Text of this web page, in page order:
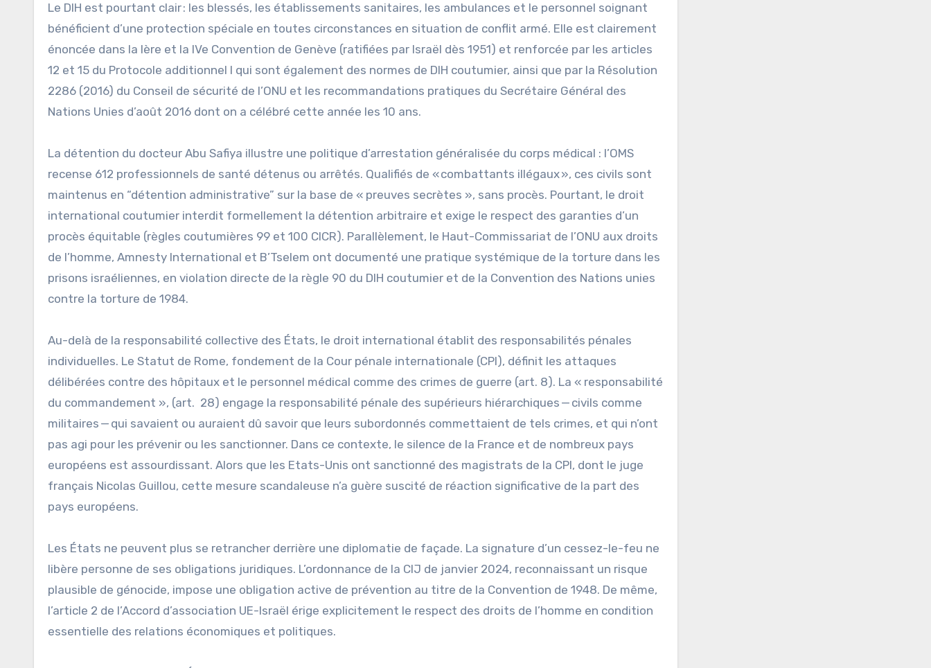
Le DIH est pourtant clair : les blessés, les établissements sanitaires, les ambulances et le personnel soignant
bénéficient d’une protection spéciale en toutes circonstances en situation de conflit armé. Elle est clairement
énoncée dans la Ière et la IVe Convention de Genève (ratifiées par Israël dès 1951) et renforcée par les articles
12 et 15 du Protocole additionnel I qui sont également des normes de DIH coutumier, ainsi que par la Résolution
2286 (2016) du Conseil de sécurité de l’ONU et les recommandations pratiques du Secrétaire Général des
Nations Unies d’août 2016 dont on a célébré cette année les 10 ans.
La détention du docteur Abu Safiya illustre une politique d’arrestation généralisée du corps médical : l’OMS
recense 612 professionnels de santé détenus ou arrêtés. Qualifiés de « combattants illégaux », ces civils sont
maintenus en “détention administrative” sur la base de « preuves secrètes », sans procès. Pourtant, le droit
international coutumier interdit formellement la détention arbitraire et exige le respect des garanties d’un
procès équitable (règles coutumières 99 et 100 CICR). Parallèlement, le Haut-Commissariat de l’ONU aux droits
de l’homme, Amnesty International et B’Tselem ont documenté une pratique systémique de la torture dans les
prisons israéliennes, en violation directe de la règle 90 du DIH coutumier et de la Convention des Nations unies
contre la torture de 1984.
Au-delà de la responsabilité collective des États, le droit international établit des responsabilités pénales
individuelles. Le Statut de Rome, fondement de la Cour pénale internationale (CPI), définit les attaques
délibérées contre des hôpitaux et le personnel médical comme des crimes de guerre (art. 8). La « responsabilité
du commandement », (art. 28) engage la responsabilité pénale des supérieurs hiérarchiques — civils comme
militaires — qui savaient ou auraient dû savoir que leurs subordonnés commettaient de tels crimes, et qui n’ont
pas agi pour les prévenir ou les sanctionner. Dans ce contexte, le silence de la France et de nombreux pays
européens est assourdissant. Alors que les Etats-Unis ont sanctionné des magistrats de la CPI, dont le juge
français Nicolas Guillou, cette mesure scandaleuse n’a guère suscité de réaction significative de la part des
pays européens.
Les États ne peuvent plus se retrancher derrière une diplomatie de façade. La signature d’un cessez-le-feu ne
libère personne de ses obligations juridiques. L’ordonnance de la CIJ de janvier 2024, reconnaissant un risque
plausible de génocide, impose une obligation active de prévention au titre de la Convention de 1948. De même,
l’article 2 de l’Accord d’association UE-Israël érige explicitement le respect des droits de l’homme en condition
essentielle des relations économiques et politiques.